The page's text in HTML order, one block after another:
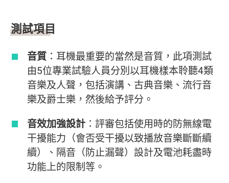
測試項目
音質 ：耳機最重要的當然是音質，此項測試
由5位專業試驗人員分別以耳機樣本聆聽4類
音樂及人聲，包括演講、古典音樂、流行音
樂及爵士樂，然後給予評分。
音效加強設計 ：評審包括使用時的防無線電
干擾能力（會否受干擾以致播放音樂斷斷續
續）、隔音（防止漏聲）設計及電池耗盡時
功能上的限制等。